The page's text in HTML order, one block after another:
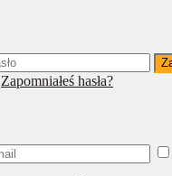
Zapomniałeś hasła?